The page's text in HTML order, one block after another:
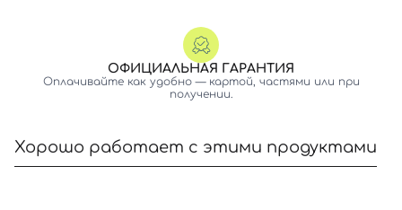
ОФИЦИАЛЬНАЯ ГАРАНТИЯ
Оплачивайте как удобно — картой, частями или при
получении.
Хорошо работает с этими продуктами